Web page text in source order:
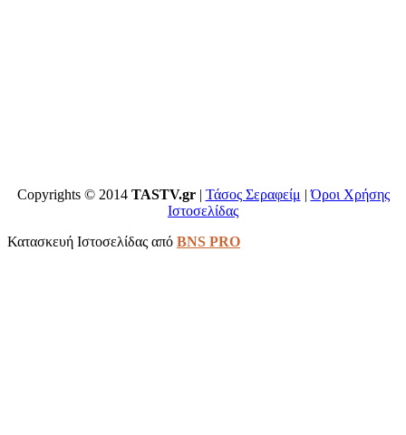
Copyrights © 2014 TASTV.gr| Τάσος Σεραφείμ |Όροι Χρήσης
Ιστοσελίδας
Κατασκευή Ιστοσελίδας από BNS PRO